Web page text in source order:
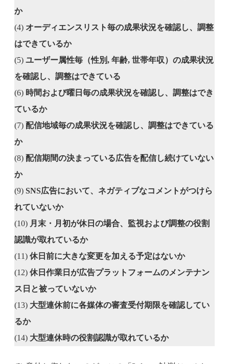
か
(4) オーディエンスリスト毎の成果状況を確認し、調整
はできているか
(5) ユーザー属性毎（性別, 年齢, 世帯年収）の成果状況
を確認し、調整はできている
(6) 時間および曜日毎の成果状況を確認し、調整はでき
ているか
(7) 配信地域毎の成果状況を確認し、調整はできている
か
(8) 配信期間の決まっている広告を配信し続けていない
か
(9) SNS広告において、ネガティブなコメントがつけら
れていないか
(10) 月末・月初が休日の場合、監視および調整の役割
認識が取れているか
(11) 休日前に大きな変更を加える予定はないか
(12) 休日作業日が広告プラットフォームのメンテナン
ス日と被っていないか
(13) 大型連休前に各媒体の審査受付期限を確認してい
るか
(14) 大型連休時の役割認識が取れているか